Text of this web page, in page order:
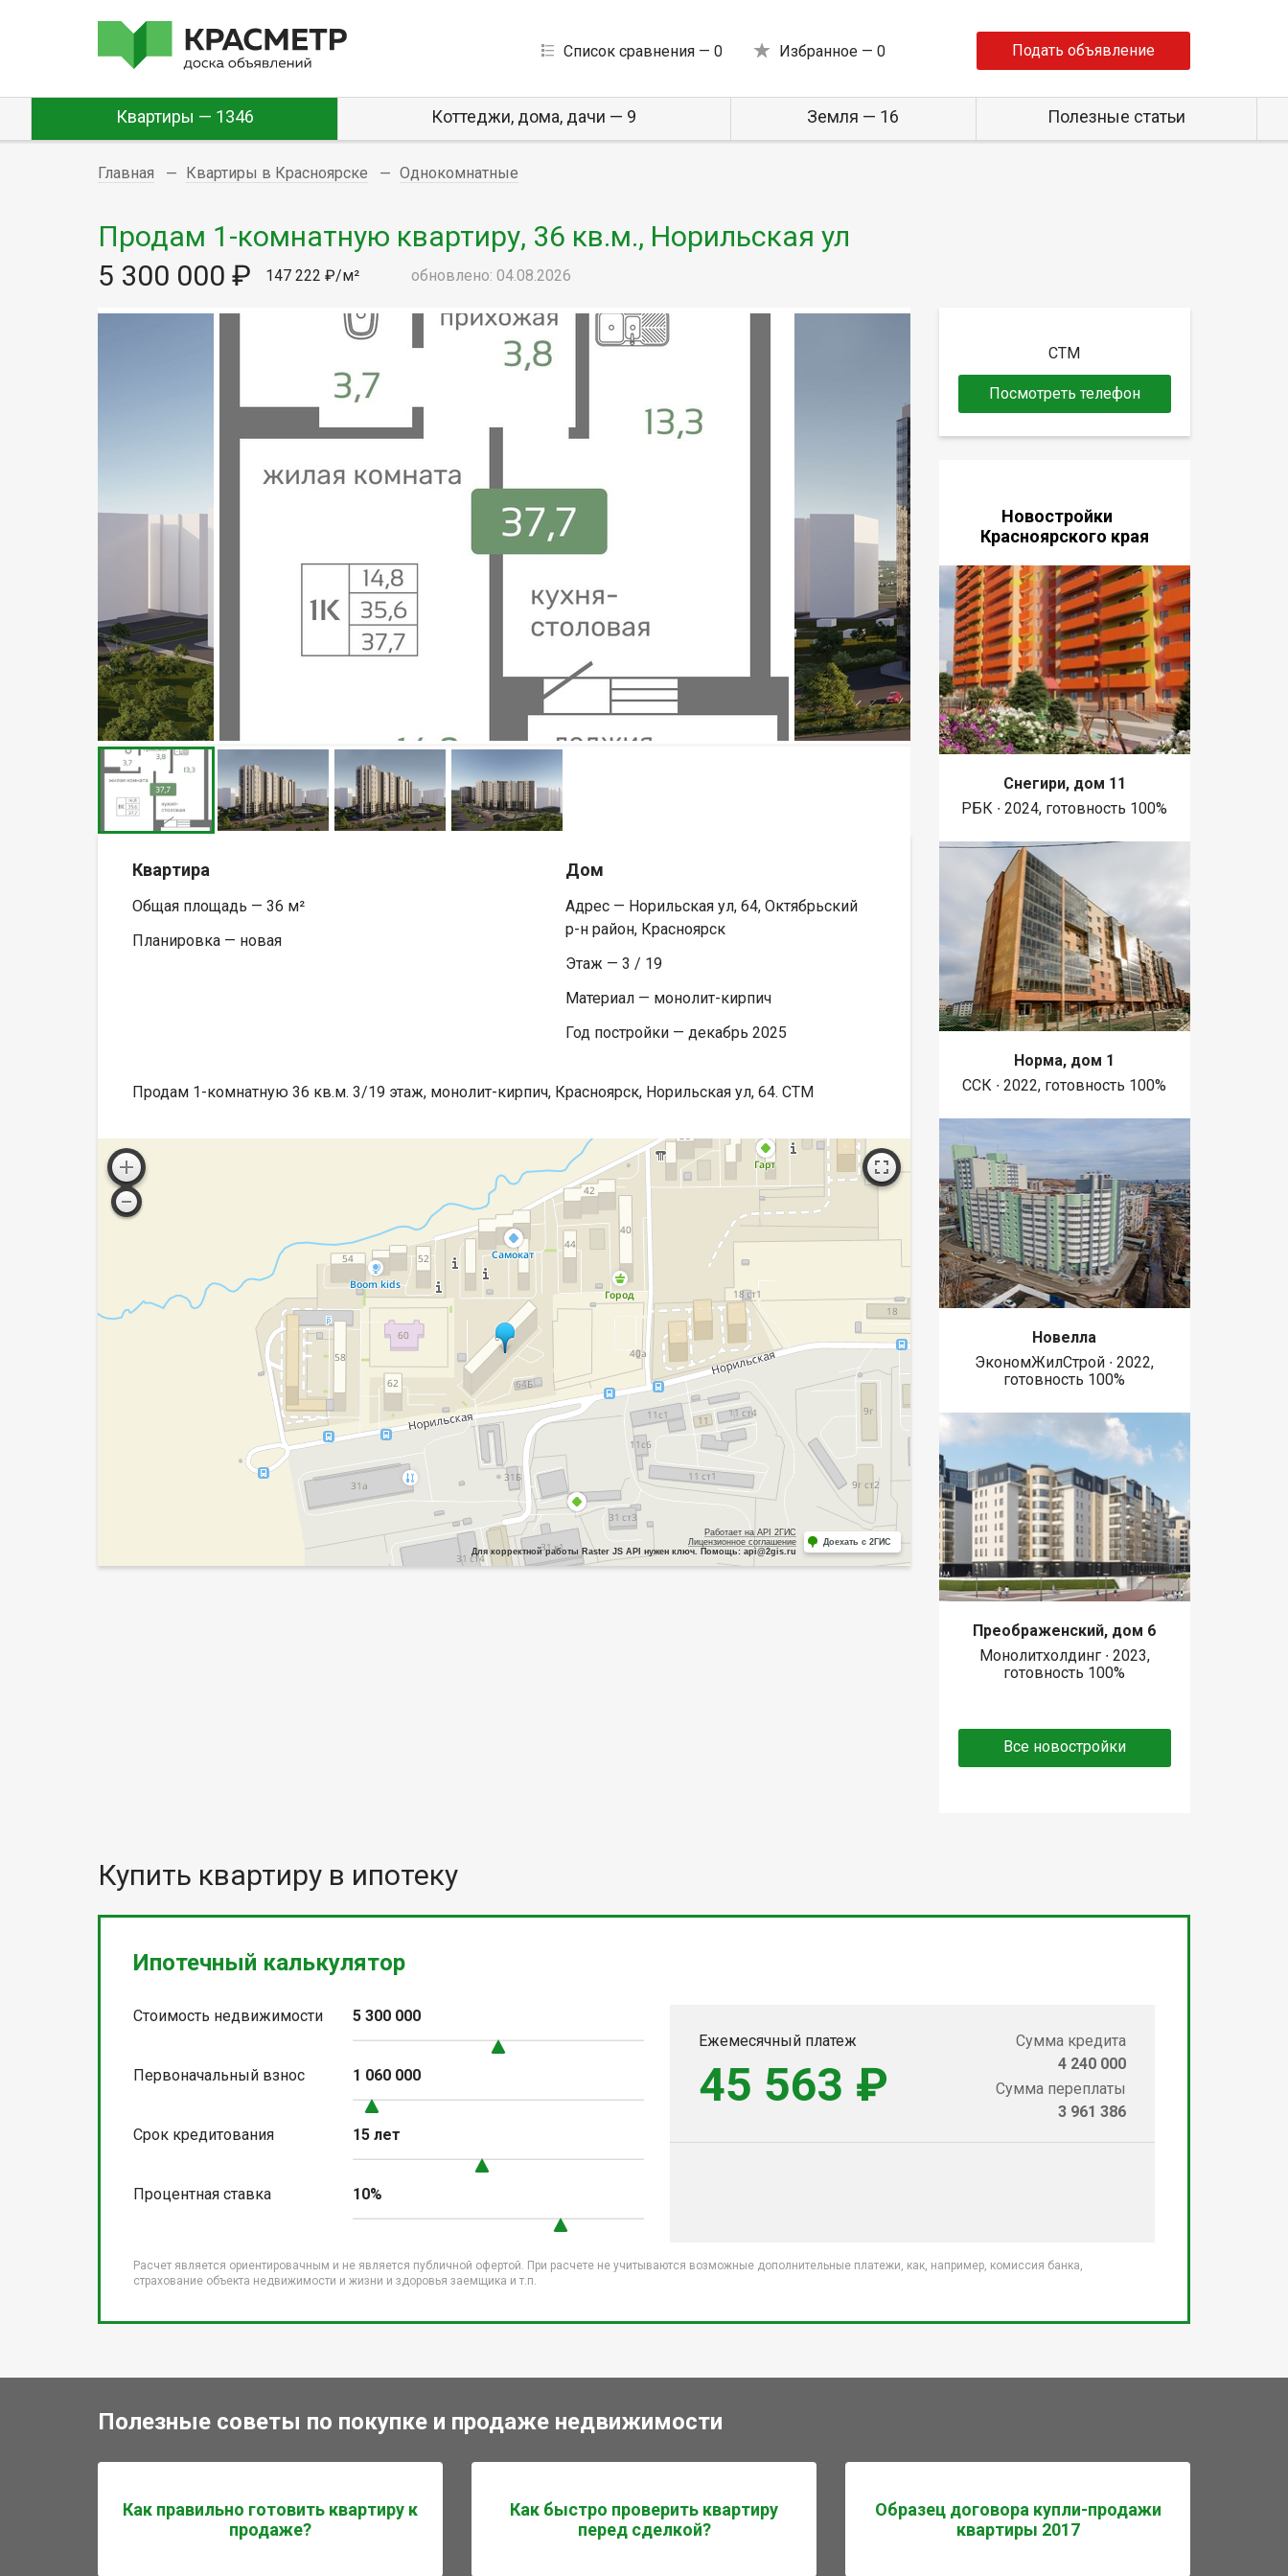
Список сравнения — 0 Избранное — 0 Подать объявление
Квартиры — 1346 Коттеджи, дома, дачи — 9 Земля — 16 Полезные статьи
Главная Квартиры в Красноярске Однокомнатные
Продам 1-комнатную квартиру, 36 кв.м., Норильская ул
5 300 000 ₽
147 222 ₽/м² обновлено: 04.08.2026
Квартира
Общая площадь — 36 м²
Планировка — новая
Дом
Адрес — Норильская ул, 64, Октябрьский
р-н район, Красноярск
Этаж — 3 / 19
Материал — монолит-кирпич
Год постройки — декабрь 2025
Продам 1-комнатную 36 кв.м. 3/19 этаж, монолит-кирпич, Красноярск, Норильская ул, 64. СТМ
Работает на API 2ГИС
Лицензионное соглашение
Для корректной работы Raster JS API нужен ключ. Помощь: api@2gis.ru
Доехать с 2ГИС
СТМ
Посмотреть телефон
Новостройки
Красноярского края
Снегири, дом 11
РБК ∙ 2024, готовность 100%
Норма, дом 1
ССК ∙ 2022, готовность 100%
Новелла
ЭкономЖилСтрой ∙ 2022,
готовность 100%
Преображенский, дом 6
Монолитхолдинг ∙ 2023,
готовность 100%
Все новостройки
Купить квартиру в ипотеку
Ипотечный калькулятор
Стоимость недвижимости 5 300 000
Первоначальный взнос 1 060 000
Срок кредитования 15 лет
Процентная ставка 10%
Ежемесячный платеж
45 563 ₽
Сумма кредита
4 240 000
Сумма переплаты
3 961 386
Расчет является ориентировачным и не является публичной офертой. При расчете не учитываются возможные дополнительные платежи, как, например, комиссия банка,
страхование объекта недвижимости и жизни и здоровья заемщика и т.п.
Полезные советы по покупке и продаже недвижимости
Как правильно готовить квартиру к
продаже?
Как быстро проверить квартиру
перед сделкой?
Образец договора купли-продажи
квартиры 2017